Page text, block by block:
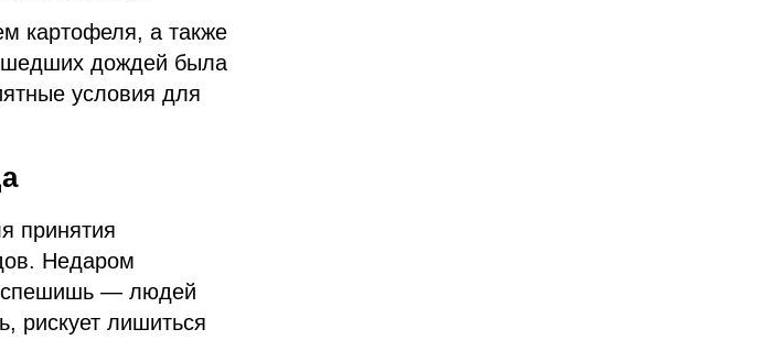
картофеля, а также
дождей была
условия для
принятия
Недаром
— людей
рискует лишиться